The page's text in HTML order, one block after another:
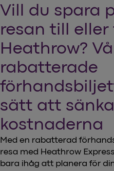
Vill du spara
resan till eller
Heathrow?
rabatterade
sätt att sänka
kostnaderna
Med en rabatterad
resa med Heathrow
bara ihåg att planera för